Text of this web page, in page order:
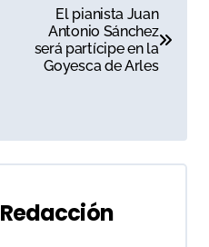
El pianista Juan
Antonio Sánchez
será partícipe en la
Goyesca de Arles
Redacción